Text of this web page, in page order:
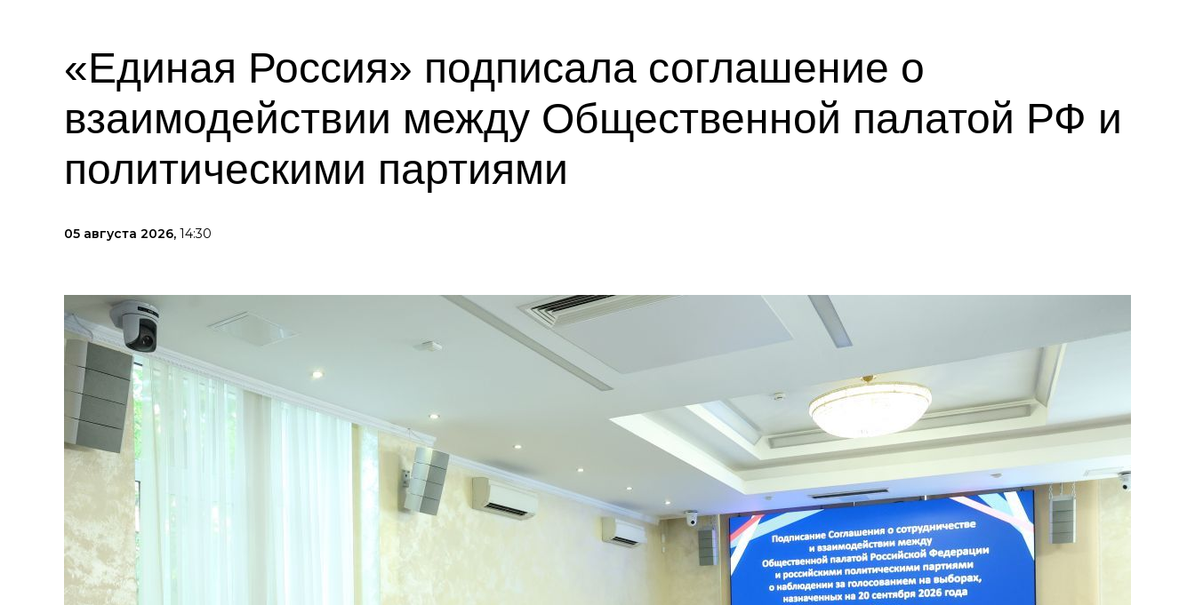
«Единая Россия» подписала соглашение о
взаимодействии между Общественной палатой РФ и
политическими партиями
05 августа 2026, 14:30